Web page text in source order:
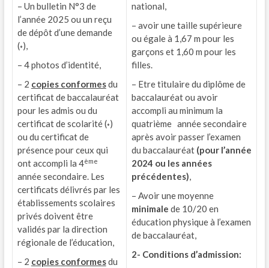
– Un bulletin N°3 de
l’année 2025 ou un reçu
de dépôt d’une demande
(*),
– 4 photos d’identité,
– 2 copies conformesdu
certificat de baccalauréat
pour les admis ou du
certificat de scolarité (*)
ou du certificat de
présence pour ceux qui
ont accompli la 4ème
année secondaire. Les
certificats délivrés par les
établissements scolaires
privés doivent être
validés par la direction
régionale de l’éducation,
– 2 copies conformesdu
national,
– avoir une taille supérieure
ou égale à 1,67 m pour les
garçons et 1,60 m pour les
filles.
– Etre titulaire du diplôme de
baccalauréat ou avoir
accompli au minimum la
quatrième année secondaire
après avoir passer l’examen
du baccalauréat (pour l’année
2024 ou les années
précédentes),
– Avoir une moyenne
minimale de 10/20 en
éducation physique à l’examen
de baccalauréat,
2- Conditions d’admission: